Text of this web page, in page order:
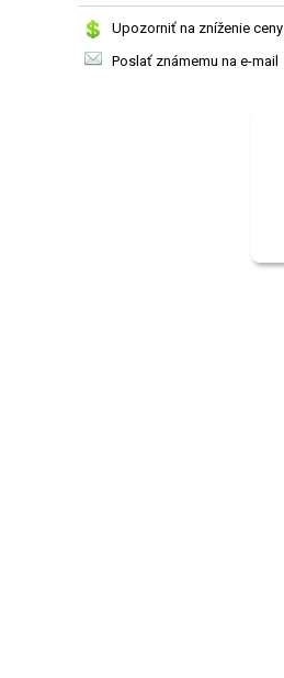
Upozorniť na zníženie ceny
Poslať známemu na e-mail